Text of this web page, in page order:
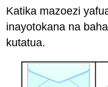
Katika mazoezi
inayotokana na
kutatua.